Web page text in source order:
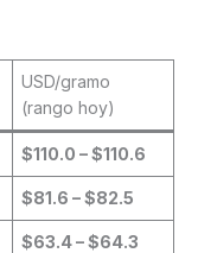
USD/gramo
(rango hoy)
$110.0 – $110.6
$81.6 – $82.5
$63.4 – $64.3